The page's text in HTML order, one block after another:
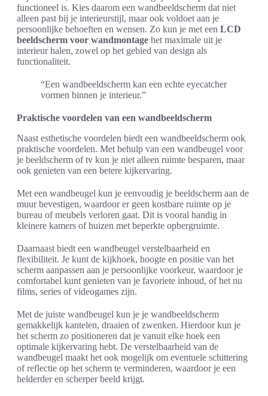
functioneel is. Kies daarom een wandbeeldscherm dat niet
alleen past bij je interieurstijl, maar ook voldoet aan je
persoonlijke behoeften en wensen. Zo kun je met een LCD
beeldscherm voor wandmontage het maximale uit je
interieur halen, zowel op het gebied van design als
functionaliteit.
“Een wandbeeldscherm kan een echte eyecatcher
vormen binnen je interieur.”
Praktische voordelen van een wandbeeldscherm
Naast esthetische voordelen biedt een wandbeeldscherm ook
praktische voordelen. Met behulp van een wandbeugel voor
je beeldscherm of tv kun je niet alleen ruimte besparen, maar
ook genieten van een betere kijkervaring.
Met een wandbeugel kun je eenvoudig je beeldscherm aan de
muur bevestigen, waardoor er geen kostbare ruimte op je
bureau of meubels verloren gaat. Dit is vooral handig in
kleinere kamers of huizen met beperkte opbergruimte.
Daarnaast biedt een wandbeugel verstelbaarheid en
flexibiliteit. Je kunt de kijkhoek, hoogte en positie van het
scherm aanpassen aan je persoonlijke voorkeur, waardoor je
comfortabel kunt genieten van je favoriete inhoud, of het nu
films, series of videogames zijn.
Met de juiste wandbeugel kun je je wandbeeldscherm
gemakkelijk kantelen, draaien of zwenken. Hierdoor kun je
het scherm zo positioneren dat je vanuit elke hoek een
optimale kijkervaring hebt. De verstelbaarheid van de
wandbeugel maakt het ook mogelijk om eventuele schittering
of reflectie op het scherm te verminderen, waardoor je een
helderder en scherper beeld krijgt.